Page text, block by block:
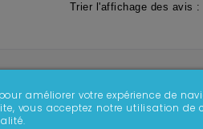
améliorer votre expérience de
vous acceptez notre utilisation de
Trier l'affichage des avis :